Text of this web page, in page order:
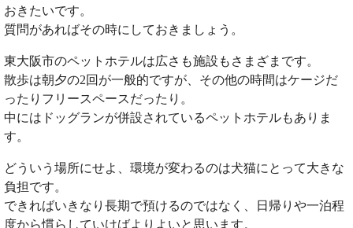
おきたいです。
質問があればその時にしておきましょう。
東大阪市のペットホテルは広さも施設もさまざまです。
散歩は朝夕の2回が一般的ですが、その他の時間はケージだ
ったりフリースペースだったり。
中にはドッグランが併設されているペットホテルもありま
す。
どういう場所にせよ、環境が変わるのは犬猫にとって大きな
負担です。
できればいきなり長期で預けるのではなく、日帰りや一泊程
度から慣らしていけばよりよいと思います。